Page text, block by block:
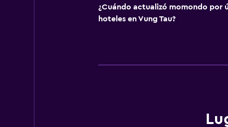
¿Cuándo actualizó momondo por
hoteles en Vung Tau?